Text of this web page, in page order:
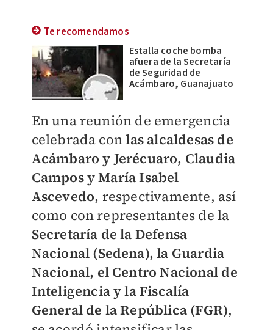
Te recomendamos
Estalla coche bomba
afuera de la Secretaría
de Seguridad de
Acámbaro, Guanajuato
En una reunión de emergencia
celebrada conlas alcaldesas de
Acámbaro y Jerécuaro, Claudia
Campos y María Isabel
Ascevedo, respectivamente, así
como con representantes de la
Secretaría de la Defensa
Nacional (Sedena), la Guardia
Nacional, el Centro Nacional de
Inteligencia y la Fiscalía
General de la República (FGR),